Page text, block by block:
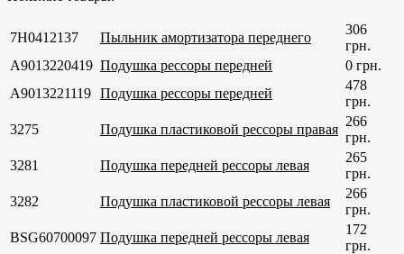
7H0412137 Пыльник амортизатора переднего
306
грн.
A9013220419 Подушка рессоры передней
0 грн.
A9013221119 Подушка рессоры передней
478
грн.
3275
Подушка пластиковой рессоры правая
266
грн.
3281
Подушка передней рессоры левая
265
грн.
3282
Подушка пластиковой рессоры левая
266
грн.
BSG60700097 Подушка передней рессоры левая
172
грн.